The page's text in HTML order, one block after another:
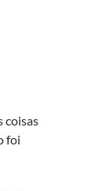
coisas
foi